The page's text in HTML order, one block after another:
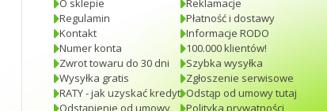
O sklepie
Regulamin
Kontakt
Numer konta
Zwrot towaru do 30 dni
Wysyłka gratis
RATY - jak uzyskać kredyt
Odstąpienie od umowy
Reklamacje
Płatność i dostawy
Informacje RODO
100.000 klientów!
Szybka wysyłka
Zgłoszenie serwisowe
Odstąp od umowy tutaj
Polityka prywatności